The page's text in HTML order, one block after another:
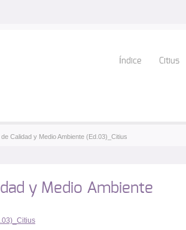
Índice Citius
Calidad y Medio Ambiente (Ed.03)_Citius
y Medio Ambiente